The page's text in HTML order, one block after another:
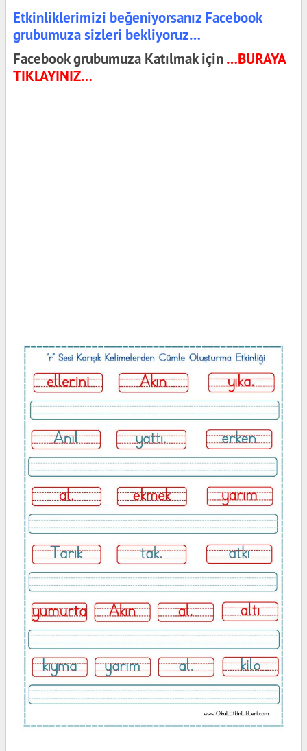
Etkinliklerimizi beğeniyorsanız Facebook
grubumuza sizleri bekliyoruz…
Facebook grubumuza Katılmak için…BURAYA
TIKLAYINIZ…